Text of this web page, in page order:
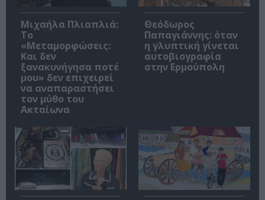
Μιχαήλα Πλιαπλιά:
Το
«Μεταμορφώσεις:
Και δεν
ξανακυνήγησα ποτέ
μου» δεν επιχειρεί
να αναπαραστήσει
τον μύθο του
Ακταίωνα
Θεόδωρος
Παπαγιάννης: όταν
η γλυπτική γίνεται
αυτοβιογραφία
στην Ερμούπολη